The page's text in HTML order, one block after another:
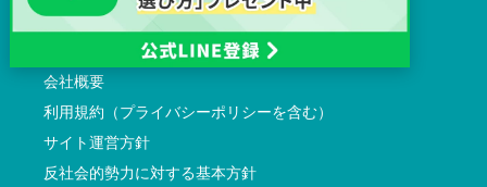
交通事故診断
会社概要
利用規約（プライバシーポリシーを含む）
サイト運営方針
反社会的勢力に対する基本方針